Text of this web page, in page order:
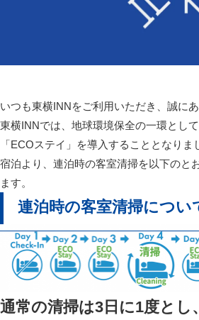
いつも東横INNをご利用いただき、誠に
東横INNでは、地球環境保全の一環とし
「ECOステイ」を導入することとなり
宿泊より、連泊時の客室清掃を以下のと
ます。
連泊時の客室清掃につい
通常の清掃は3日に1度とし